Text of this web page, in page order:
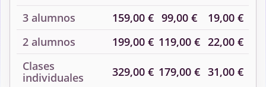
3 alumnos
159,00 € 99,00 €
19,00 €
2 alumnos
199,00 € 119,00 € 22,00 €
Clases
individuales
329,00 € 179,00 € 31,00 €